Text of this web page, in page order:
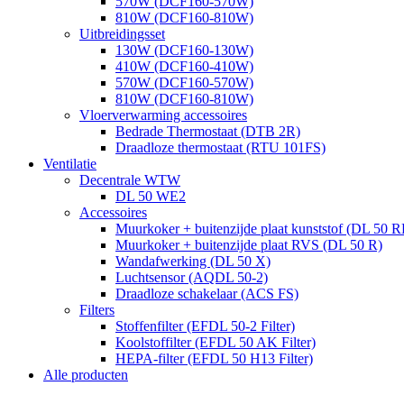
810W (DCF160-810W)
Uitbreidingsset
130W (DCF160-130W)
410W (DCF160-410W)
570W (DCF160-570W)
810W (DCF160-810W)
Vloerverwarming accessoires
Bedrade Thermostaat (DTB 2R)
Draadloze thermostaat (RTU 101FS)
Ventilatie
Decentrale WTW
DL 50 WE2
Accessoires
Muurkoker + buitenzijde plaat kunststof (DL 50
Muurkoker + buitenzijde plaat RVS (DL 50 R)
Wandafwerking (DL 50 X)
Luchtsensor (AQDL 50-2)
Draadloze schakelaar (ACS FS)
Filters
Stoffenfilter (EFDL 50-2 Filter)
Koolstoffilter (EFDL 50 AK Filter)
HEPA-filter (EFDL 50 H13 Filter)
Alle producten